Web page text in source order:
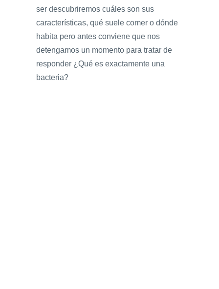
ser descubriremos cuáles son sus
características, qué suele comer o dónde
habita pero antes conviene que nos
detengamos un momento para tratar de
responder ¿Qué es exactamente una
bacteria?